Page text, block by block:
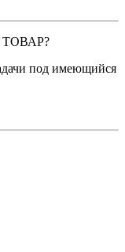
под имеющийся